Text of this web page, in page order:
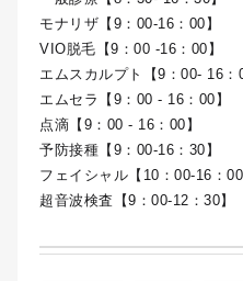
モナリザ【9：00-16：00】
VIO脱毛【9：00 -16：00】
エムスカルプト【9：00- 16：
エムセラ【9：00 - 16：00】
点滴【9：00 - 16：00】
予防接種【9：00-16：30】
フェイシャル【10：00-16：00
超音波検査【9：00-12：30】